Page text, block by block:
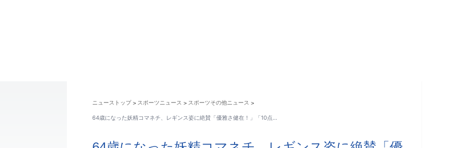
ニューストップ > スポーツニュース > スポーツその他ニュース >
64歳になった妖精コマネチ、レギンス姿に絶賛「優雅さ健在！」「10点…